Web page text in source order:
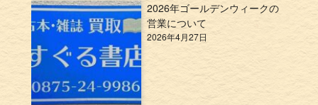
2026年ゴールデンウィークの
営業について
2026年4月27日